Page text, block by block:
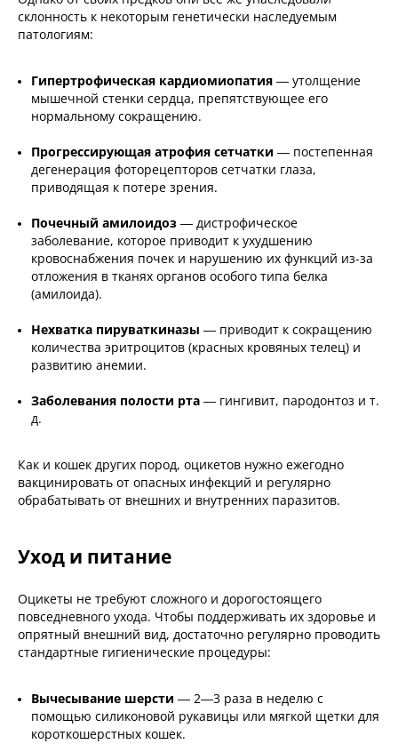
склонность к некоторым генетически наследуемым
патологиям:
Гипертрофическая кардиомиопатия — утолщение
мышечной стенки сердца, препятствующее его
нормальному сокращению.
Прогрессирующая атрофия сетчатки — постепенная
дегенерация фоторецепторов сетчатки глаза,
приводящая к потере зрения.
Почечный амилоидоз — дистрофическое
заболевание, которое приводит к ухудшению
кровоснабжения почек и нарушению их функций из-за
отложения в тканях органов особого типа белка
(амилоида).
Нехватка пируваткиназы — приводит к сокращению
количества эритроцитов (красных кровяных телец) и
развитию анемии.
Заболевания полости рта — гингивит, пародонтоз и т.
д.
Как и кошек других пород, оцикетов нужно ежегодно
вакцинировать от опасных инфекций и регулярно
обрабатывать от внешних и внутренних паразитов.
Уход и питание
Оцикеты не требуют сложного и дорогостоящего
повседневного ухода. Чтобы поддерживать их здоровье и
опрятный внешний вид, достаточно регулярно проводить
стандартные гигиенические процедуры:
Вычесывание шерсти — 2—3 раза в неделю с
помощью силиконовой рукавицы или мягкой щетки для
короткошерстных кошек.